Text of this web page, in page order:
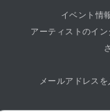
イベント情
アーティストのイ
メールアドレス